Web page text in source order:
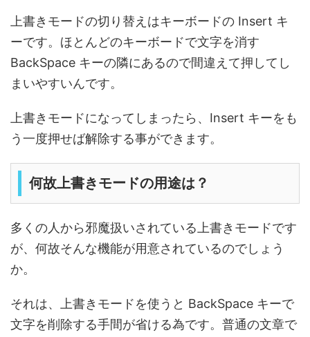
上書きモードの切り替えはキーボードの Insert キ
ーです。ほとんどのキーボードで文字を消す
BackSpace キーの隣にあるので間違えて押してし
まいやすいんです。
上書きモードになってしまったら、Insert キーをも
う一度押せば解除する事ができます。
何故上書きモードの用途は？
多くの人から邪魔扱いされている上書きモードです
が、何故そんな機能が用意されているのでしょう
か。
それは、上書きモードを使うと BackSpace キーで
文字を削除する手間が省ける為です。普通の文章で